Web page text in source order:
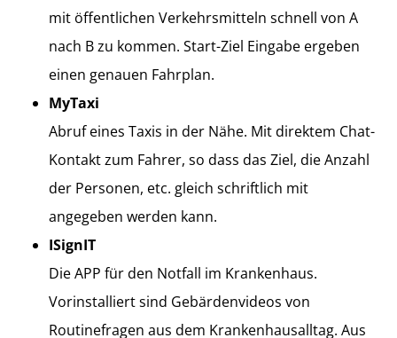
mit öffentlichen Verkehrsmitteln schnell von A
nach B zu kommen. Start-Ziel Eingabe ergeben
einen genauen Fahrplan.
MyTaxi
Abruf eines Taxis in der Nähe. Mit direktem Chat-
Kontakt zum Fahrer, so dass das Ziel, die Anzahl
der Personen, etc. gleich schriftlich mit
angegeben werden kann.
ISignIT
Die APP für den Notfall im Krankenhaus.
Vorinstalliert sind Gebärdenvideos von
Routinefragen aus dem Krankenhausalltag. Aus